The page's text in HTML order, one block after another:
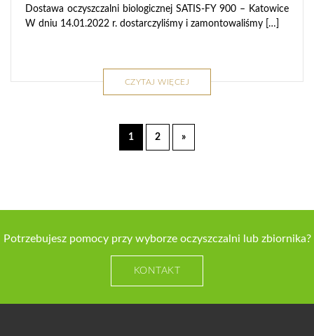
Dostawa oczyszczalni biologicznej SATIS-FY 900 – Katowice
W dniu 14.01.2022 r. dostarczyliśmy i zamontowaliśmy […]
CZYTAJ WIĘCEJ
1 2 »
Potrzebujesz pomocy przy wyborze oczyszczalni lub zbiornika?
KONTAKT